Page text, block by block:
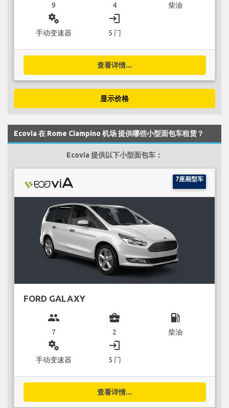
9 4 柴油
miscellaneous_services
手动变速器
login
5 门
查看详情...
显示价格
Ecovia 在 Rome Ciampino 机场 提供哪些小型面包车租赁？
Ecovia 提供以下小型面包车：
7座厢型车
FORD GALAXY
group
7
business_center
2
local_gas_station
柴油
miscellaneous_services
手动变速器
login
5 门
查看详情...